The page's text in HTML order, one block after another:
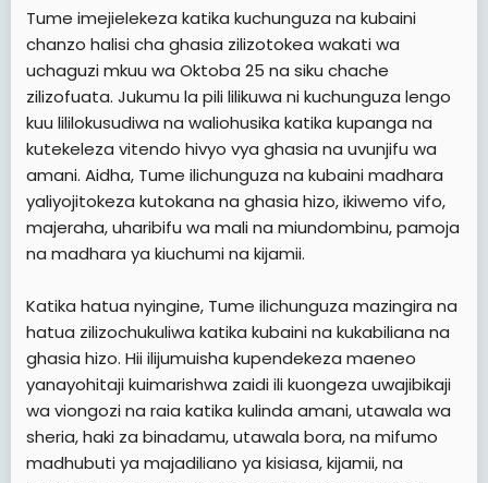
Tume imejielekeza katika kuchunguza na kubaini
chanzo halisi cha ghasia zilizotokea wakati wa
uchaguzi mkuu wa Oktoba 25 na siku chache
zilizofuata. Jukumu la pili lilikuwa ni kuchunguza lengo
kuu lililokusudiwa na waliohusika katika kupanga na
kutekeleza vitendo hivyo vya ghasia na uvunjifu wa
amani. Aidha, Tume ilichunguza na kubaini madhara
yaliyojitokeza kutokana na ghasia hizo, ikiwemo vifo,
majeraha, uharibifu wa mali na miundombinu, pamoja
na madhara ya kiuchumi na kijamii.
Katika hatua nyingine, Tume ilichunguza mazingira na
hatua zilizochukuliwa katika kubaini na kukabiliana na
ghasia hizo. Hii ilijumuisha kupendekeza maeneo
yanayohitaji kuimarishwa zaidi ili kuongeza uwajibikaji
wa viongozi na raia katika kulinda amani, utawala wa
sheria, haki za binadamu, utawala bora, na mifumo
madhubuti ya majadiliano ya kisiasa, kijamii, na